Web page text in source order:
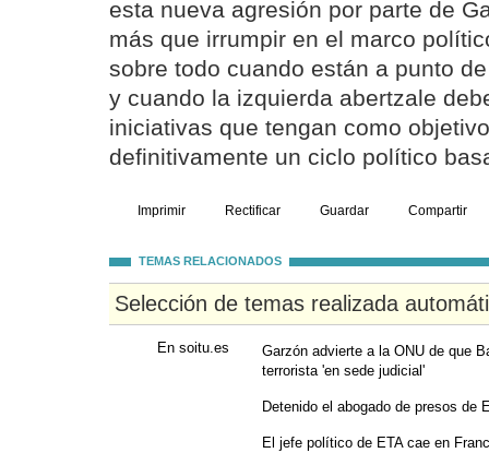
esta nueva agresión por parte de
más que irrumpir en el marco
sobre todo cuando están a punto
y cuando la izquierda abertzale
iniciativas que tengan como
definitivamente un ciclo político
Imprimir Rectificar Guardar Compartir
TEMAS RELACIONADOS
Selección de temas realizada
En soitu.es
Garzón advierte a la ONU de que
terrorista 'en sede judicial'
Detenido el abogado de presos de
El jefe político de ETA cae en